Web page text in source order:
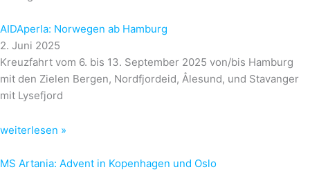
AIDAperla: Norwegen ab Hamburg
2. Juni 2025
Kreuzfahrt vom 6. bis 13. September 2025 von/bis Hamburg
mit den Zielen Bergen, Nordfjordeid, Ålesund, und Stavanger
mit Lysefjord
weiterlesen »
MS Artania: Advent in Kopenhagen und Oslo